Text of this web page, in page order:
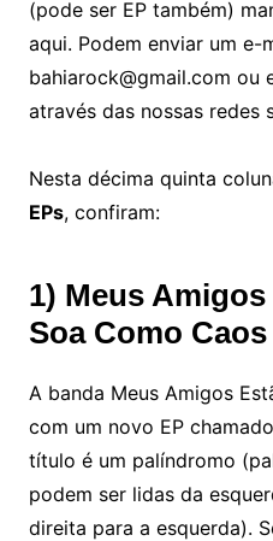
(pode ser EP também)
aqui. Podem enviar um e-
bahiarock@gmail.com ou
através das nossas redes
Nesta décima quinta
EPs, confiram:
1) Meus
Soa Como Caos
A banda Meus Amigos
com um novo EP
título é um palíndromo
podem ser lidas da
direita para a esquerda).